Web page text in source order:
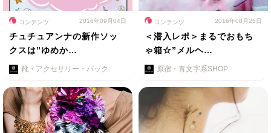
コンテンツ 2016年09月04日
チュチュアンナの新作ソッ
クスは”ゆめか…
靴・アクセサリー・バック
コンテンツ 2016年08月25日
＜潜入レポ＞まるでおもち
ゃ箱☆”メルヘ…
原宿・青文字系SHOP